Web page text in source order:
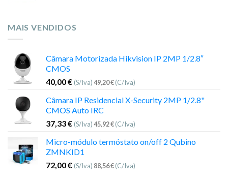
MAIS VENDIDOS
Câmara Motorizada Hikvision IP 2MP 1/2.8″
CMOS
40,00€ (S/Iva)49,20€(C/Iva)
Câmara IP Residencial X-Security 2MP 1/2.8"
CMOS Auto IRC
37,33€ (S/Iva)45,92€(C/Iva)
Micro-módulo termóstato on/off 2 Qubino
ZMNKID1
72,00€ (S/Iva) 88,56€(C/Iva)